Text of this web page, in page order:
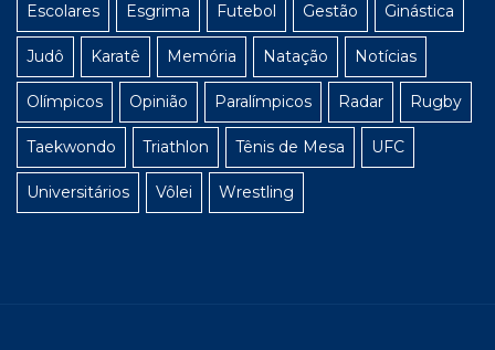
Escolares Esgrima Futebol Gestão Ginástica
Judô Karatê Memória Natação Notícias
Olímpicos Opinião Paralímpicos Radar Rugby
Taekwondo Triathlon Tênis de Mesa UFC
Universitários Vôlei Wrestling